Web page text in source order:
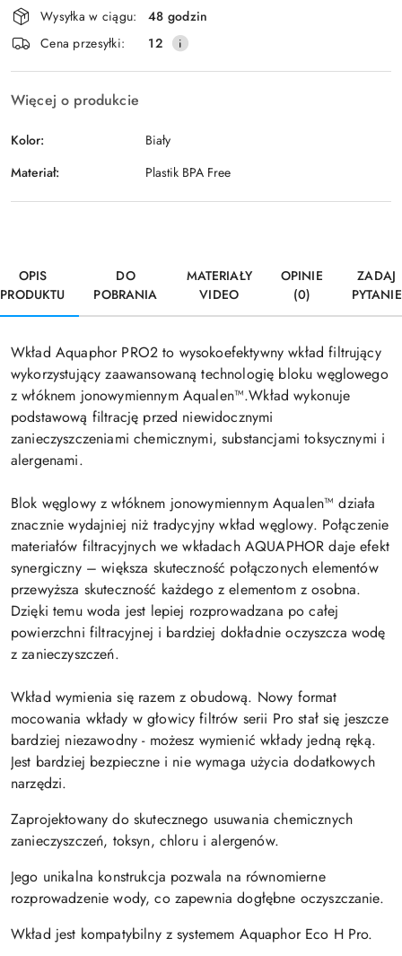
Wyślij
i
dostawa
Wysyłka w ciągu:
48 godzin
Cena przesyłki:
12
Więcej o produkcie
Kolor:
Biały
Materiał:
Plastik BPA Free
OPIS
PRODUKTU
DO
POBRANIA
MATERIAŁY
VIDEO
OPINIE
(0)
ZADAJ
PYTANIE
Wkład Aquaphor PRO2 to wysokoefektywny wkład filtrujący
wykorzystujący zaawansowaną technologię bloku węglowego
z włóknem jonowymiennym Aqualen™.Wkład wykonuje
podstawową filtrację przed niewidocznymi
zanieczyszczeniami chemicznymi, substancjami toksycznymi i
alergenami.
Blok węglowy z włóknem jonowymiennym Aqualen™ działa
znacznie wydajniej niż tradycyjny wkład węglowy. Połączenie
materiałów filtracyjnych we wkładach AQUAPHOR daje efekt
synergiczny – większa skuteczność połączonych elementów
przewyższa skuteczność każdego z elementom z osobna.
Dzięki temu woda jest lepiej rozprowadzana po całej
powierzchni filtracyjnej i bardziej dokładnie oczyszcza wodę
z zanieczyszczeń.
Wkład wymienia się razem z obudową. Nowy format
mocowania wkłady w głowicy filtrów serii Pro stał się jeszcze
bardziej niezawodny - możesz wymienić wkłady jedną ręką.
Jest bardziej bezpieczne i nie wymaga użycia dodatkowych
narzędzi.
Zaprojektowany do skutecznego usuwania chemicznych
zanieczyszczeń, toksyn, chloru i alergenów.
Jego unikalna konstrukcja pozwala na równomierne
rozprowadzenie wody, co zapewnia dogłębne oczyszczanie.
Wkład jest kompatybilny z systemem Aquaphor Eco H Pro.